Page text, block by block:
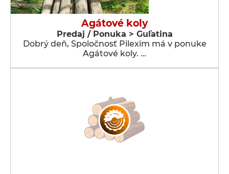
Agátové koly
Predaj / Ponuka > Guľatina
Dobrý deň, Spoločnosť Pilexim má v ponuke
Agátové koly. …